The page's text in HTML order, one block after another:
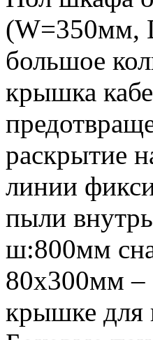
(W=350мм,
большое
крышка
раскрытие
линии
пыли
ш:800мм
80х300мм –
крышке для